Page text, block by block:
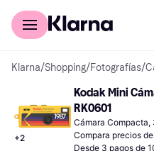
Comprar con Klarna
Klarna/Shopping/Fotografías/
+2
Kodak Mini
RK0601
Cámara Compacta,
Compara precios
Desde 3 pagos de